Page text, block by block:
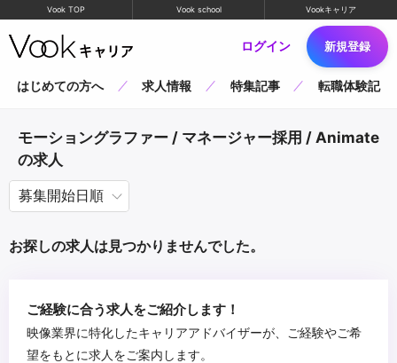
Vook TOP Vook school Vookキャリア
ログイン 新規登録
はじめての方へ 求人情報 特集記事 転職体験記
モーショングラファー / マネージャー採用 / Animate
の求人
お探しの求人は見つかりませんでした。
ご経験に合う求人をご紹介します！
映像業界に特化したキャリアアドバイザーが、ご経験やご希
望をもとに求人をご案内します。